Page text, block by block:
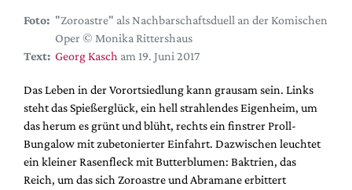
Festival-Planer
Hefte
Alle Hefte
Leseproben
Podcast
Service
Foto: "Zoroastre" als Nachbarschaftsduell an der Komischen
Oper © Monika Rittershaus
Text: Georg Kasch am 19. Juni 2017
Das Leben in der Vorortsiedlung kann grausam sein. Links
steht das Spießerglück, ein hell strahlendes Eigenheim, um
das herum es grünt und blüht, rechts ein finstrer Proll-
Bungalow mit zubetonierter Einfahrt. Dazwischen leuchtet
ein kleiner Rasenfleck mit Butterblumen: Baktrien, das
Reich, um das sich Zoroastre und Abramane erbittert